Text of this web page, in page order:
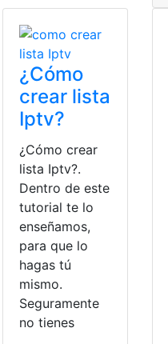
¿Cómo
crear lista
Iptv?
¿Cómo crear
lista Iptv?.
Dentro de este
tutorial te lo
enseñamos,
para que lo
hagas tú
mismo.
Seguramente
no tienes